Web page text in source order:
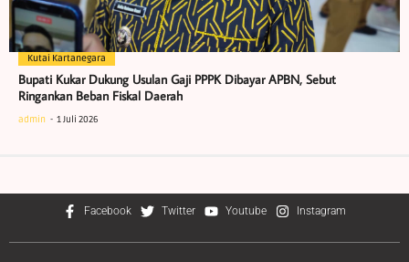
Kutai Kartanegara
Bupati Kukar Dukung Usulan Gaji PPPK Dibayar APBN, Sebut
Ringankan Beban Fiskal Daerah
admin 1 Juli 2026
Facebook Twitter Youtube Instagram